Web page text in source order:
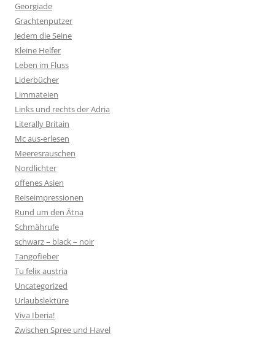
Georgiade
Grachtenputzer
Jedem die Seine
Kleine Helfer
Leben im Fluss
Liderbücher
Limmateien
Links und rechts der Adria
Literally Britain
Mc aus-erlesen
Meeresrauschen
Nordlichter
offenes Asien
Reiseimpressionen
Rund um den Ätna
Schmährufe
schwarz – black – noir
Tangofieber
Tu felix austria
Uncategorized
Urlaubslektüre
Viva Iberia!
Zwischen Spree und Havel